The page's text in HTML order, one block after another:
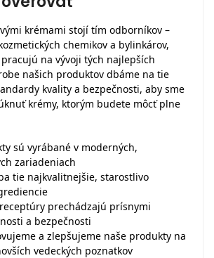
krémami stojí tím odborníkov –
chemikov a bylinkárov,
na vývoji tých najlepších
našich produktov dbáme na tie
kvality a bezpečnosti, aby sme
krémy, ktorým budete môcť plne
sú vyrábané v moderných,
zariadeniach
tie najkvalitnejšie, starostlivo
prechádzajú prísnymi
a bezpečnosti
a zlepšujeme naše produkty na
vedeckých poznatkov